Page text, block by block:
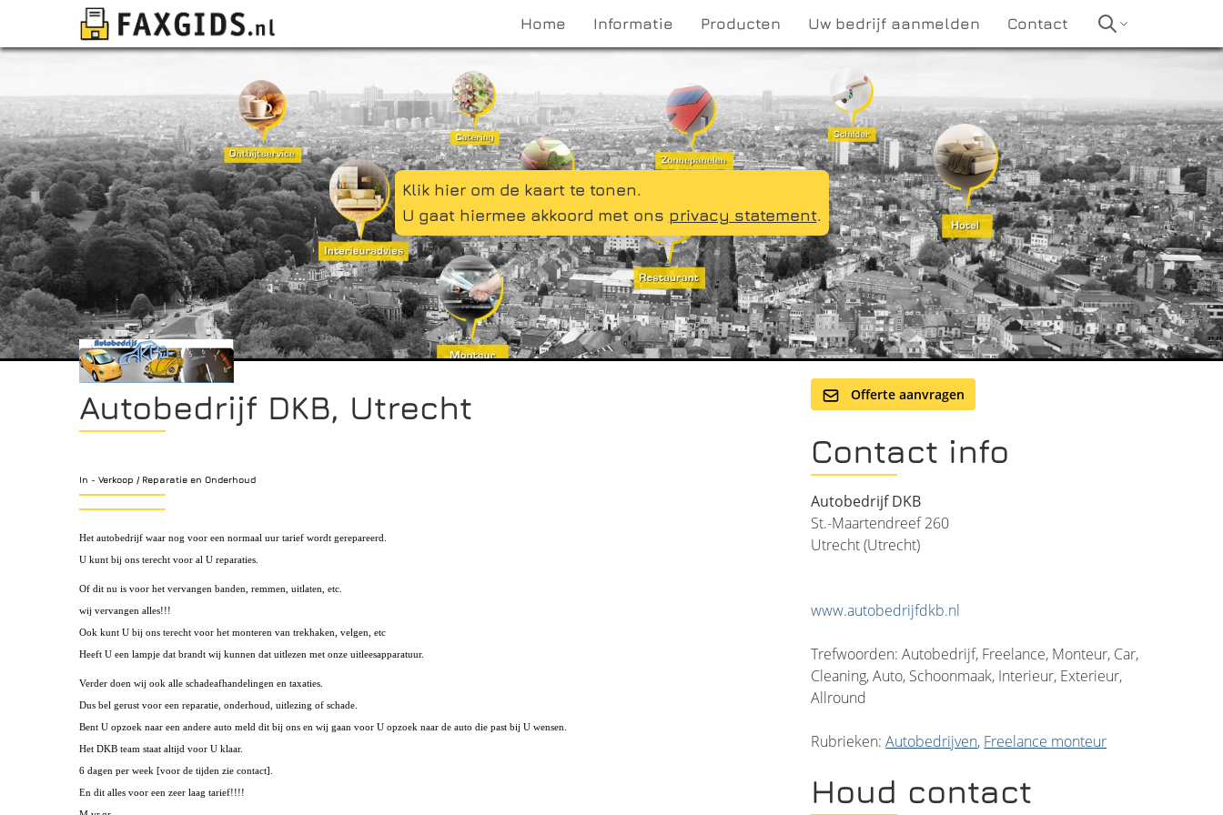
Home Informatie Producten Uw bedrijf aanmelden Contact
Klik hier om de kaart te tonen.
U gaat hiermee akkoord met ons privacy statement.
Autobedrijf DKB, Utrecht
In - Verkoop / Reparatie en Onderhoud
Het autobedrijf waar nog voor een normaal uur tarief wordt gerepareerd.
U kunt bij ons terecht voor al U reparaties.
Of dit nu is voor het vervangen banden, remmen, uitlaten, etc.
wij vervangen alles!!!
Ook kunt U bij ons terecht voor het monteren van trekhaken, velgen, etc
Heeft U een lampje dat brandt wij kunnen dat uitlezen met onze uitleesapparatuur.
Verder doen wij ook alle schadeafhandelingen en taxaties.
Dus bel gerust voor een reparatie, onderhoud, uitlezing of schade.
Bent U opzoek naar een andere auto meld dit bij ons en wij gaan voor U opzoek naar de auto die past bij U wensen.
Het DKB team staat altijd voor U klaar.
6 dagen per week [voor de tijden zie contact].
En dit alles voor een zeer laag tarief!!!!
Offerte aanvragen
Contact info
Autobedrijf DKB
St.-Maartendreef 260
Utrecht (Utrecht)
www.autobedrijfdkb.nl
Trefwoorden: Autobedrijf, Freelance, Monteur, Car,
Cleaning, Auto, Schoonmaak, Interieur, Exterieur,
Allround
Rubrieken:Autobedrijven, Freelance monteur
Houd contact